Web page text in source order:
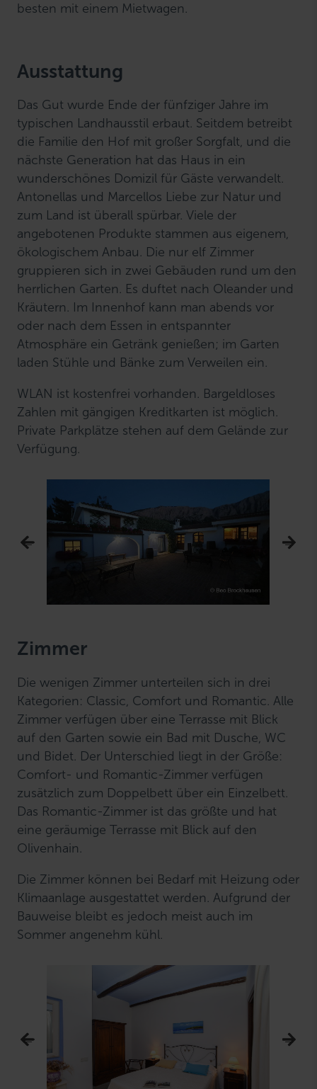
besten mit einem Mietwagen.
Ausstattung
Das Gut wurde Ende der fünfziger Jahre im
typischen Landhausstil erbaut. Seitdem betreibt
die Familie den Hof mit großer Sorgfalt, und die
nächste Generation hat das Haus in ein
wunderschönes Domizil für Gäste verwandelt.
Antonellas und Marcellos Liebe zur Natur und
zum Land ist überall spürbar. Viele der
angebotenen Produkte stammen aus eigenem,
ökologischem Anbau. Die nur elf Zimmer
gruppieren sich in zwei Gebäuden rund um den
herrlichen Garten. Es duftet nach Oleander und
Kräutern. Im Innenhof kann man abends vor
oder nach dem Essen in entspannter
Atmosphäre ein Getränk genießen; im Garten
laden Stühle und Bänke zum Verweilen ein.
WLAN ist kostenfrei vorhanden. Bargeldloses
Zahlen mit gängigen Kreditkarten ist möglich.
Private Parkplätze stehen auf dem Gelände zur
Verfügung.
Zimmer
Die wenigen Zimmer unterteilen sich in drei
Kategorien: Classic, Comfort und Romantic. Alle
Zimmer verfügen über eine Terrasse mit Blick
auf den Garten sowie ein Bad mit Dusche, WC
und Bidet. Der Unterschied liegt in der Größe:
Comfort- und Romantic-Zimmer verfügen
zusätzlich zum Doppelbett über ein Einzelbett.
Das Romantic-Zimmer ist das größte und hat
eine geräumige Terrasse mit Blick auf den
Olivenhain.
Die Zimmer können bei Bedarf mit Heizung oder
Klimaanlage ausgestattet werden. Aufgrund der
Bauweise bleibt es jedoch meist auch im
Sommer angenehm kühl.